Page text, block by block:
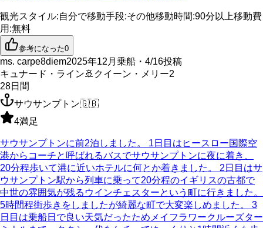
観光スタイル:自分で移動手段:その他移動時間:90分以上移動費
用 :無料
参考になった0
ms. carpe8diem2025年12月乗船・4/16投稿
キュナード・ライン 🚢 クイーン・メリー2
28日間
サウサンプトン🇬🇧
4満足
サウサンプトンに前2泊しました。 1日目はヒースロー国際空
港からコーチと呼ばれるバスでサウサンプトンに夜に着き、
20分程歩いて港に近いホテルに何とか着きました。 2日目はサ
ウサンプトン駅から列車に乗って20分程のイギリスの古都で
中世の雰囲気が残るウインチェスターという町に行きました。
5時間程街歩きをしましたが綺麗な町で大変楽しめました。 3
日目は乗船日で良い天気だったためメイフラワークルーズター